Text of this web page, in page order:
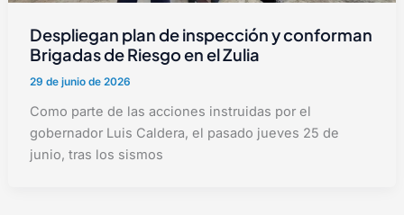
Despliegan plan de inspección y conforman
Brigadas de Riesgo en el Zulia
29 de junio de 2026
Como parte de las acciones instruidas por el
gobernador Luis Caldera, el pasado jueves 25 de
junio, tras los sismos